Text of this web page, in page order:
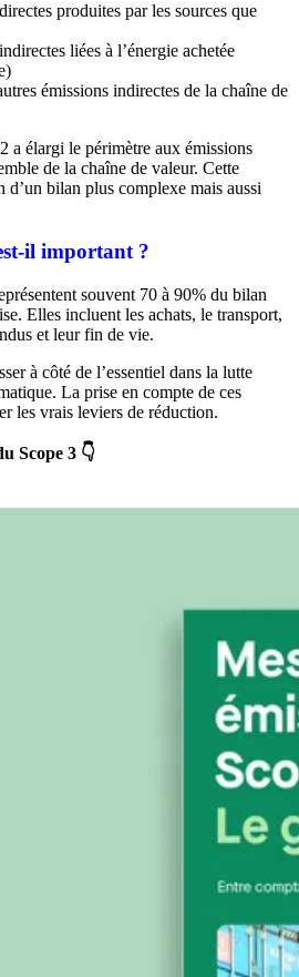
produites par les sources que
liées à l’énergie achetée
émissions indirectes de la chaîne de
a élargi le périmètre aux émissions
de la chaîne de valeur. Cette
d’un bilan plus complexe mais aussi
il important ?
souvent 70 à 90% du bilan
Elles incluent les achats, le transport,
et leur fin de vie.
à côté de l’essentiel dans la lutte
La prise en compte de ces
les vrais leviers de réduction.
Scope 3 👇